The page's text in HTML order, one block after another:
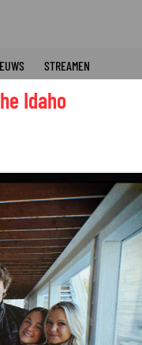
STREAMEN
Idaho